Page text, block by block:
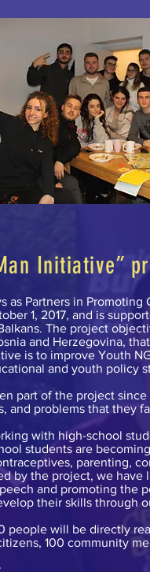
Initiative”
as Partners in
1, 2017, and is
The project
and Herzegovina,
is to improve Youth
and youth policy
part of the project
and problems that they
with high-school
students are
parenting,
by the project, we have
and promoting the
their skills through
people will be directly
100 community